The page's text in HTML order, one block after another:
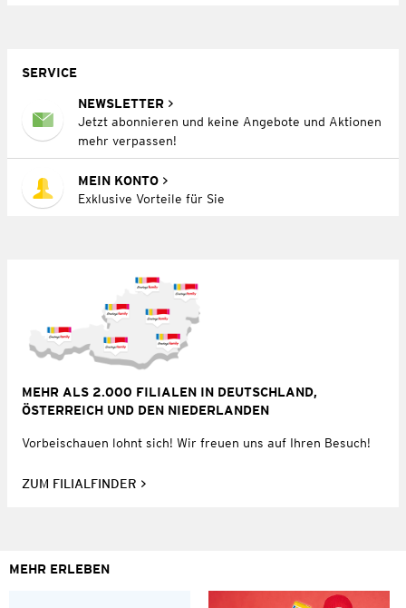
SERVICE
NEWSLETTER
Jetzt abonnieren und keine Angebote und Aktionen
mehr verpassen!
MEIN KONTO
Exklusive Vorteile für Sie
MEHR ALS 2.000 FILIALEN IN DEUTSCHLAND,
ÖSTERREICH UND DEN NIEDERLANDEN
Vorbeischauen lohnt sich! Wir freuen uns auf Ihren Besuch!
ZUM FILIALFINDER
MEHR ERLEBEN